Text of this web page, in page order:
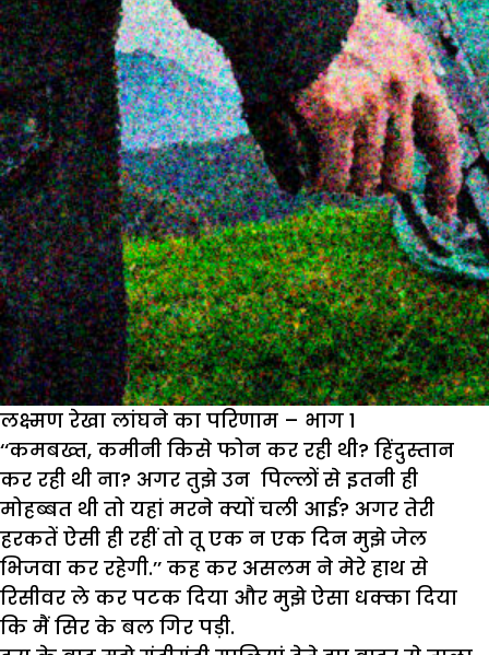
लक्ष्मण रेखा लांघने का परिणाम – भाग 1
‘‘कमबख्त, कमीनी किसे फोन कर रही थी? हिंदुस्तान
कर रही थी ना? अगर तुझे उन पिल्लों से इतनी ही
मोहब्बत थी तो यहां मरने क्यों चली आई? अगर तेरी
हरकतें ऐसी ही रहीं तो तू एक न एक दिन मुझे जेल
भिजवा कर रहेगी.’’ कह कर असलम ने मेरे हाथ से
रिसीवर ले कर पटक दिया और मुझे ऐसा धक्का दिया
कि मैं सिर के बल गिर पड़ी.